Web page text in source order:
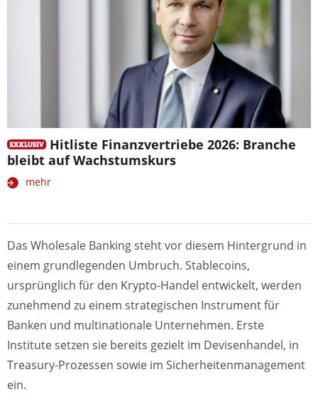
Hitliste Finanzvertriebe 2026: Branche
bleibt auf Wachstumskurs
mehr
Das Wholesale Banking steht vor diesem Hintergrund in
einem grundlegenden Umbruch. Stablecoins,
ursprünglich für den Krypto-Handel entwickelt, werden
zunehmend zu einem strategischen Instrument für
Banken und multinationale Unternehmen. Erste
Institute setzen sie bereits gezielt im Devisenhandel, in
Treasury-Prozessen sowie im Sicherheitenmanagement
ein.